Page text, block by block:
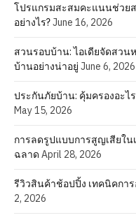
โปรแกรมสะสมคะแนนช่วย
อย่างไร?June 16, 2026
สวนรอบบ้าน: ไอเดียจัดสวน
บ้านอย่างน่าอยู่ June 6, 2026
ประกันภัยบ้าน: คุ้มครองอะไ
May 15, 2026
การลดรูปแบบการสูญเสียใน
ฉลาด April 28, 2026
รีวิวสินค้าช้อปปิ้ง เทคนิคกา
2, 2026